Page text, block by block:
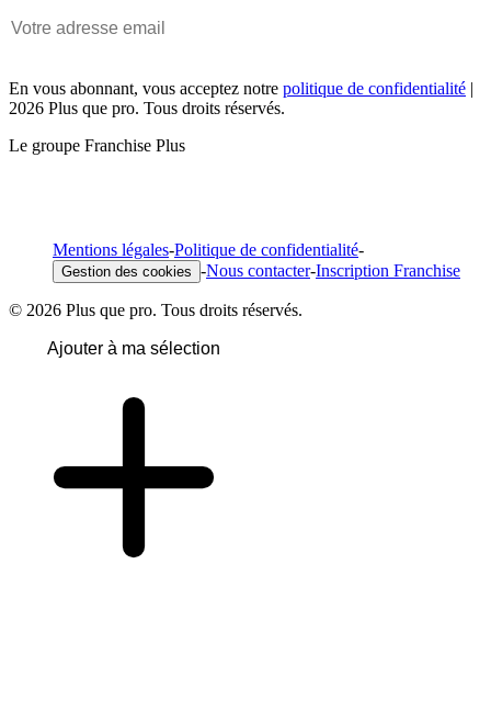
En vous abonnant, vous acceptez notre politique de confidentialité |
2026 Plus que pro. Tous droits réservés.
Le groupe Franchise Plus
Mentions légales-Politique de confidentialité-
Gestion des cookies -Nous contacter-Inscription Franchise
© 2026 Plus que pro. Tous droits réservés.
Ajouter à ma sélection